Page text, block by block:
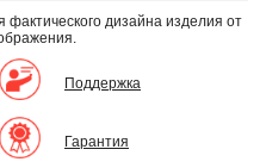
дизайна изделия от
Поддержка
Гарантия